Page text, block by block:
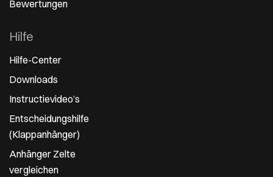
Bewertungen
Hilfe
Hilfe-Center
Downloads
Instructievideo’s
Entscheidungshilfe
(Klappanhänger)
Anhänger Zelte
vergleichen